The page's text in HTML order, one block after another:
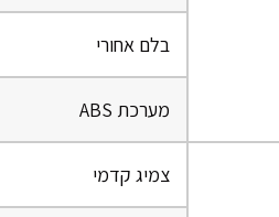
בלם אחורי
מערכת ABS
צמיג קדמי